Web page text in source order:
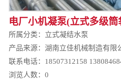
电厂小机凝泵(立式多级
所属分类： 立式凝结水泵
产品来源：湖南立佳机械制造有限
联系电话：18507312158
浏览人数： 0